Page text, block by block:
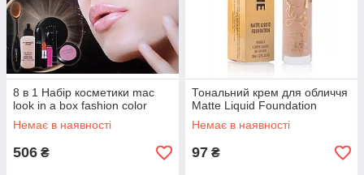
8 в 1 Набір косметики mac
look in a box fashion color
Немає в наявності
506 ₴
Тональний крем для обличчя
Matte Liquid Foundation
Немає в наявності
97 ₴